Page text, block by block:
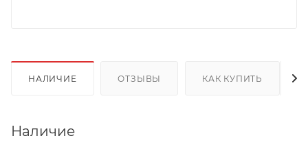
НАЛИЧИЕ ОТЗЫВЫ КАК КУПИТЬ
Наличие